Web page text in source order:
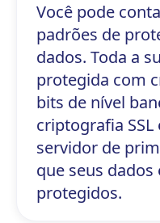
Você pode
padrões de
dados. Toda a
protegida com
bits de nível
criptografia
servidor de
que seus
protegidos.